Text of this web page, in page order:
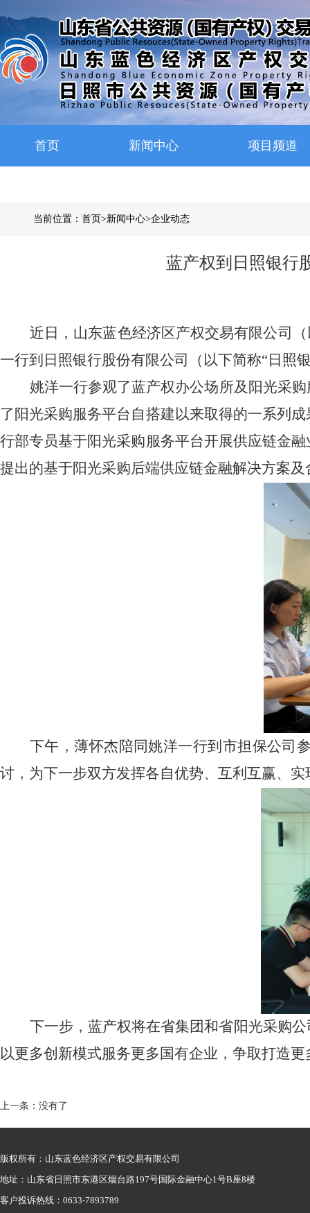
首页 新闻中心 项目频道
当前位置： 首页>新闻中心>企业动态
蓝产权到日照银行
近日，山东蓝色经济区产权交易有限公司
一行到日照银行股份有限公司（以下简称“日照
姚洋一行参观了蓝产权办公场所及 阳光采
了阳光采购服务平台自搭建以来取得的一系列成
行部专员基于阳光采购服务平台开展供应链金
提出的基于阳光采购后端供应链金融解决方案
下午，薄怀杰陪同姚洋一行到市担保公司
讨，为下一步双方发挥各自优势、互利互赢、
下一步，蓝产权将在省集团和省阳光采购
以更多创新模式服务更多国有企业，争取打造更
上一条：没有了
版权所有：山东蓝色经济区产权交易有限公司
地址：山东省日照市东港区烟台路197号国际金融中心1号B座8楼
客户投诉热线：0633-7893789